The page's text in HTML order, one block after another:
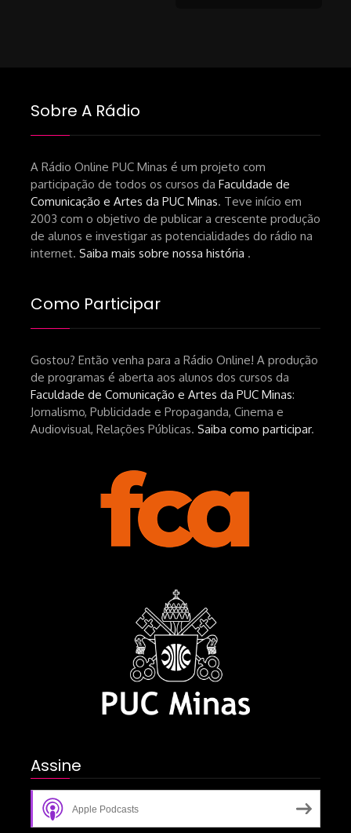
Sobre A Rádio
A Rádio Online PUC Minas é um projeto com
participação de todos os cursos da Faculdade de
Comunicação e Artes da PUC Minas. Teve início em
2003 com o objetivo de publicar a crescente produção
de alunos e investigar as potencialidades do rádio na
internet. Saiba mais sobre nossa história .
Como Participar
Gostou? Então venha para a Rádio Online! A produção
de programas é aberta aos alunos dos cursos da
Faculdade de Comunicação e Artes da PUC Minas:
Jornalismo, Publicidade e Propaganda, Cinema e
Audiovisual, Relações Públicas. Saiba como participar.
Assine
Apple Podcasts